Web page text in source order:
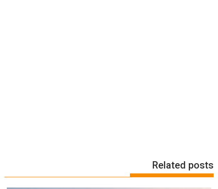
Related posts